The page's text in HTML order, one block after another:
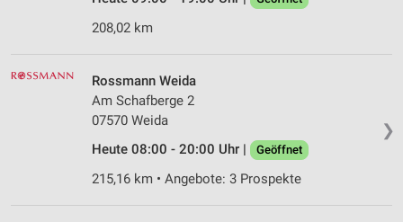
208,02 km
❯
Rossmann Weida
Am Schafberge 2
07570 Weida
Heute 08:00 - 20:00 Uhr |
Geöffnet
215,16 km • Angebote: 3 Prospekte